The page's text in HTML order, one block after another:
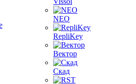
NEO
RepliKey
Вектор
Скад